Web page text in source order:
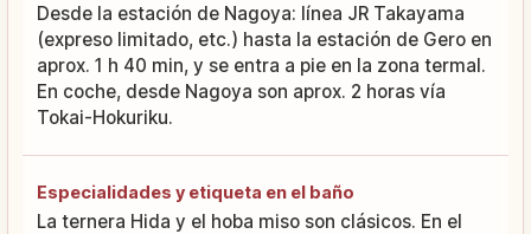
Desde la estación de Nagoya: línea JR Takayama
(expreso limitado, etc.) hasta la estación de Gero en
aprox. 1 h 40 min, y se entra a pie en la zona termal.
En coche, desde Nagoya son aprox. 2 horas vía
Tokai-Hokuriku.
Especialidades y etiqueta en el baño
La ternera Hida y el hoba miso son clásicos. En el